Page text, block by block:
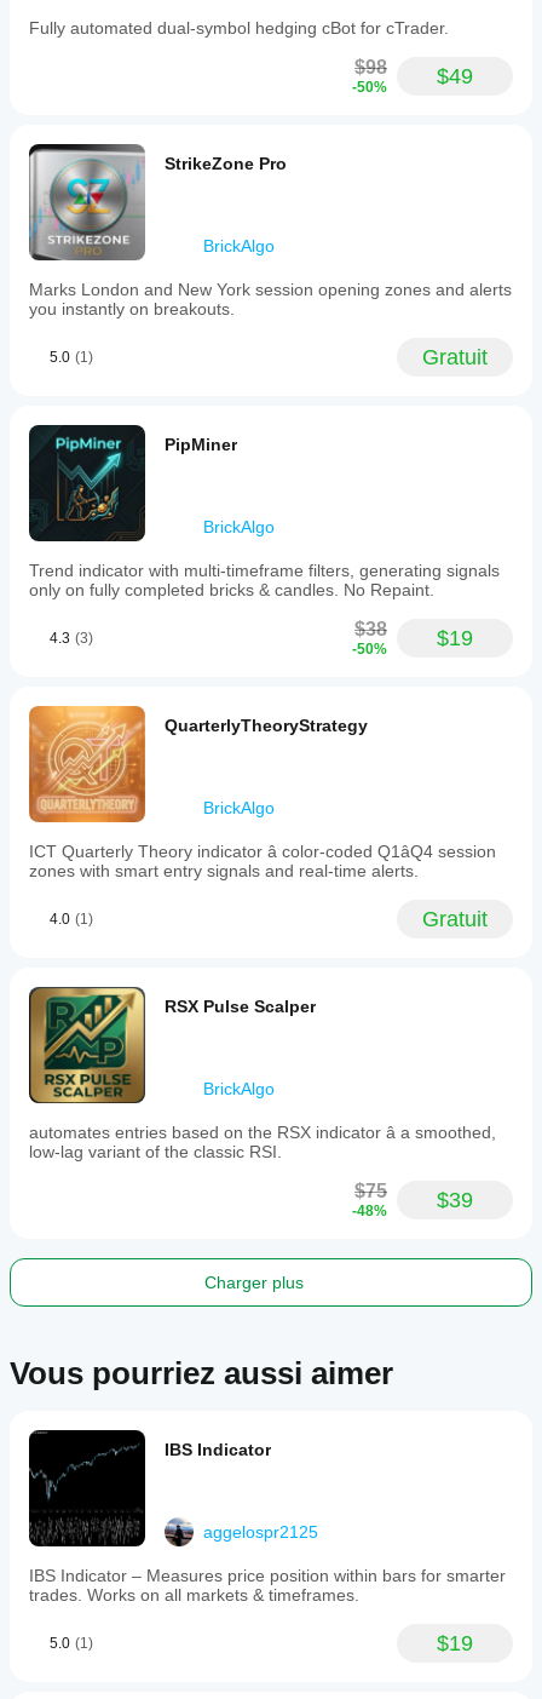
Fully automated dual-symbol hedging cBot for cTrader.
$98
-50% $49
StrikeZone Pro
BrickAlgo
Marks London and New York session opening zones and alerts
you instantly on breakouts.
5.0 (1) Gratuit
PipMiner
BrickAlgo
Trend indicator with multi-timeframe filters, generating signals
only on fully completed bricks & candles. No Repaint.
4.3 (3) $38
-50% $19
QuarterlyTheoryStrategy
BrickAlgo
ICT Quarterly Theory indicator â color-coded Q1âQ4 session
zones with smart entry signals and real-time alerts.
4.0 (1) Gratuit
RSX Pulse Scalper
BrickAlgo
automates entries based on the RSX indicator â a smoothed,
low-lag variant of the classic RSI.
$75
-48% $39
Charger plus
Vous pourriez aussi aimer
IBS Indicator
aggelospr2125
IBS Indicator – Measures price position within bars for smarter
trades. Works on all markets & timeframes.
5.0 (1) $19